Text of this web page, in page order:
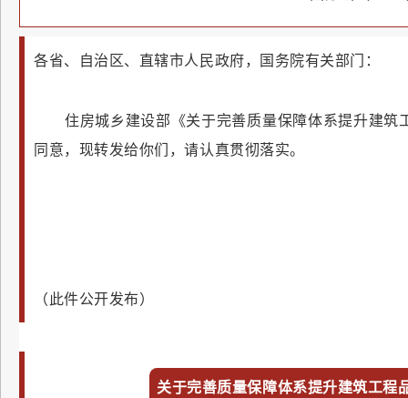
各省、自治区、直辖市人民政府，国务院有关部门：
住房城乡建设部《关于完善质量保障体系提升建筑
同意，现转发给你们，请认真贯彻落实。
（此件公开发布）
关于完善质量保障体系提升建筑工程